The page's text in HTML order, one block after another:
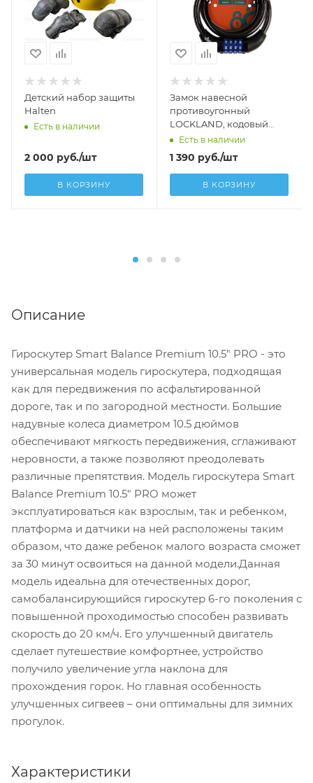
Детский набор защиты
Halten
Есть в наличии
2 000 руб./шт
В КОРЗИНУ
Замок навесной
противоугонный
LOCKLAND, кодовый
12х1000 мм
Есть в наличии
1 390 руб./шт
В КОРЗИНУ
Описание
Гироскутер Smart Balance Premium 10.5" PRO - это
универсальная модель гироскутера, подходящая
как для передвижения по асфальтированной
дороге, так и по загородной местности. Большие
надувные колеса диаметром 10.5 дюймов
обеспечивают мягкость передвижения, сглаживают
неровности, а также позволяют преодолевать
различные препятствия. Модель гироскутера Smart
Balance Premium 10.5" PRO может
эксплуатироваться как взрослым, так и ребенком,
платформа и датчики на ней расположены таким
образом, что даже ребенок малого возраста сможет
за 30 минут освоиться на данной модели.Данная
модель идеальна для отечественных дорог,
самобалансирующийся гироскутер 6-го поколения с
повышенной проходимостью способен развивать
скорость до 20 км/ч. Его улучшенный двигатель
сделает путешествие комфортнее, устройство
получило увеличение угла наклона для
прохождения горок. Но главная особенность
улучшенных сигвеев – они оптимальны для зимних
прогулок.
Характеристики